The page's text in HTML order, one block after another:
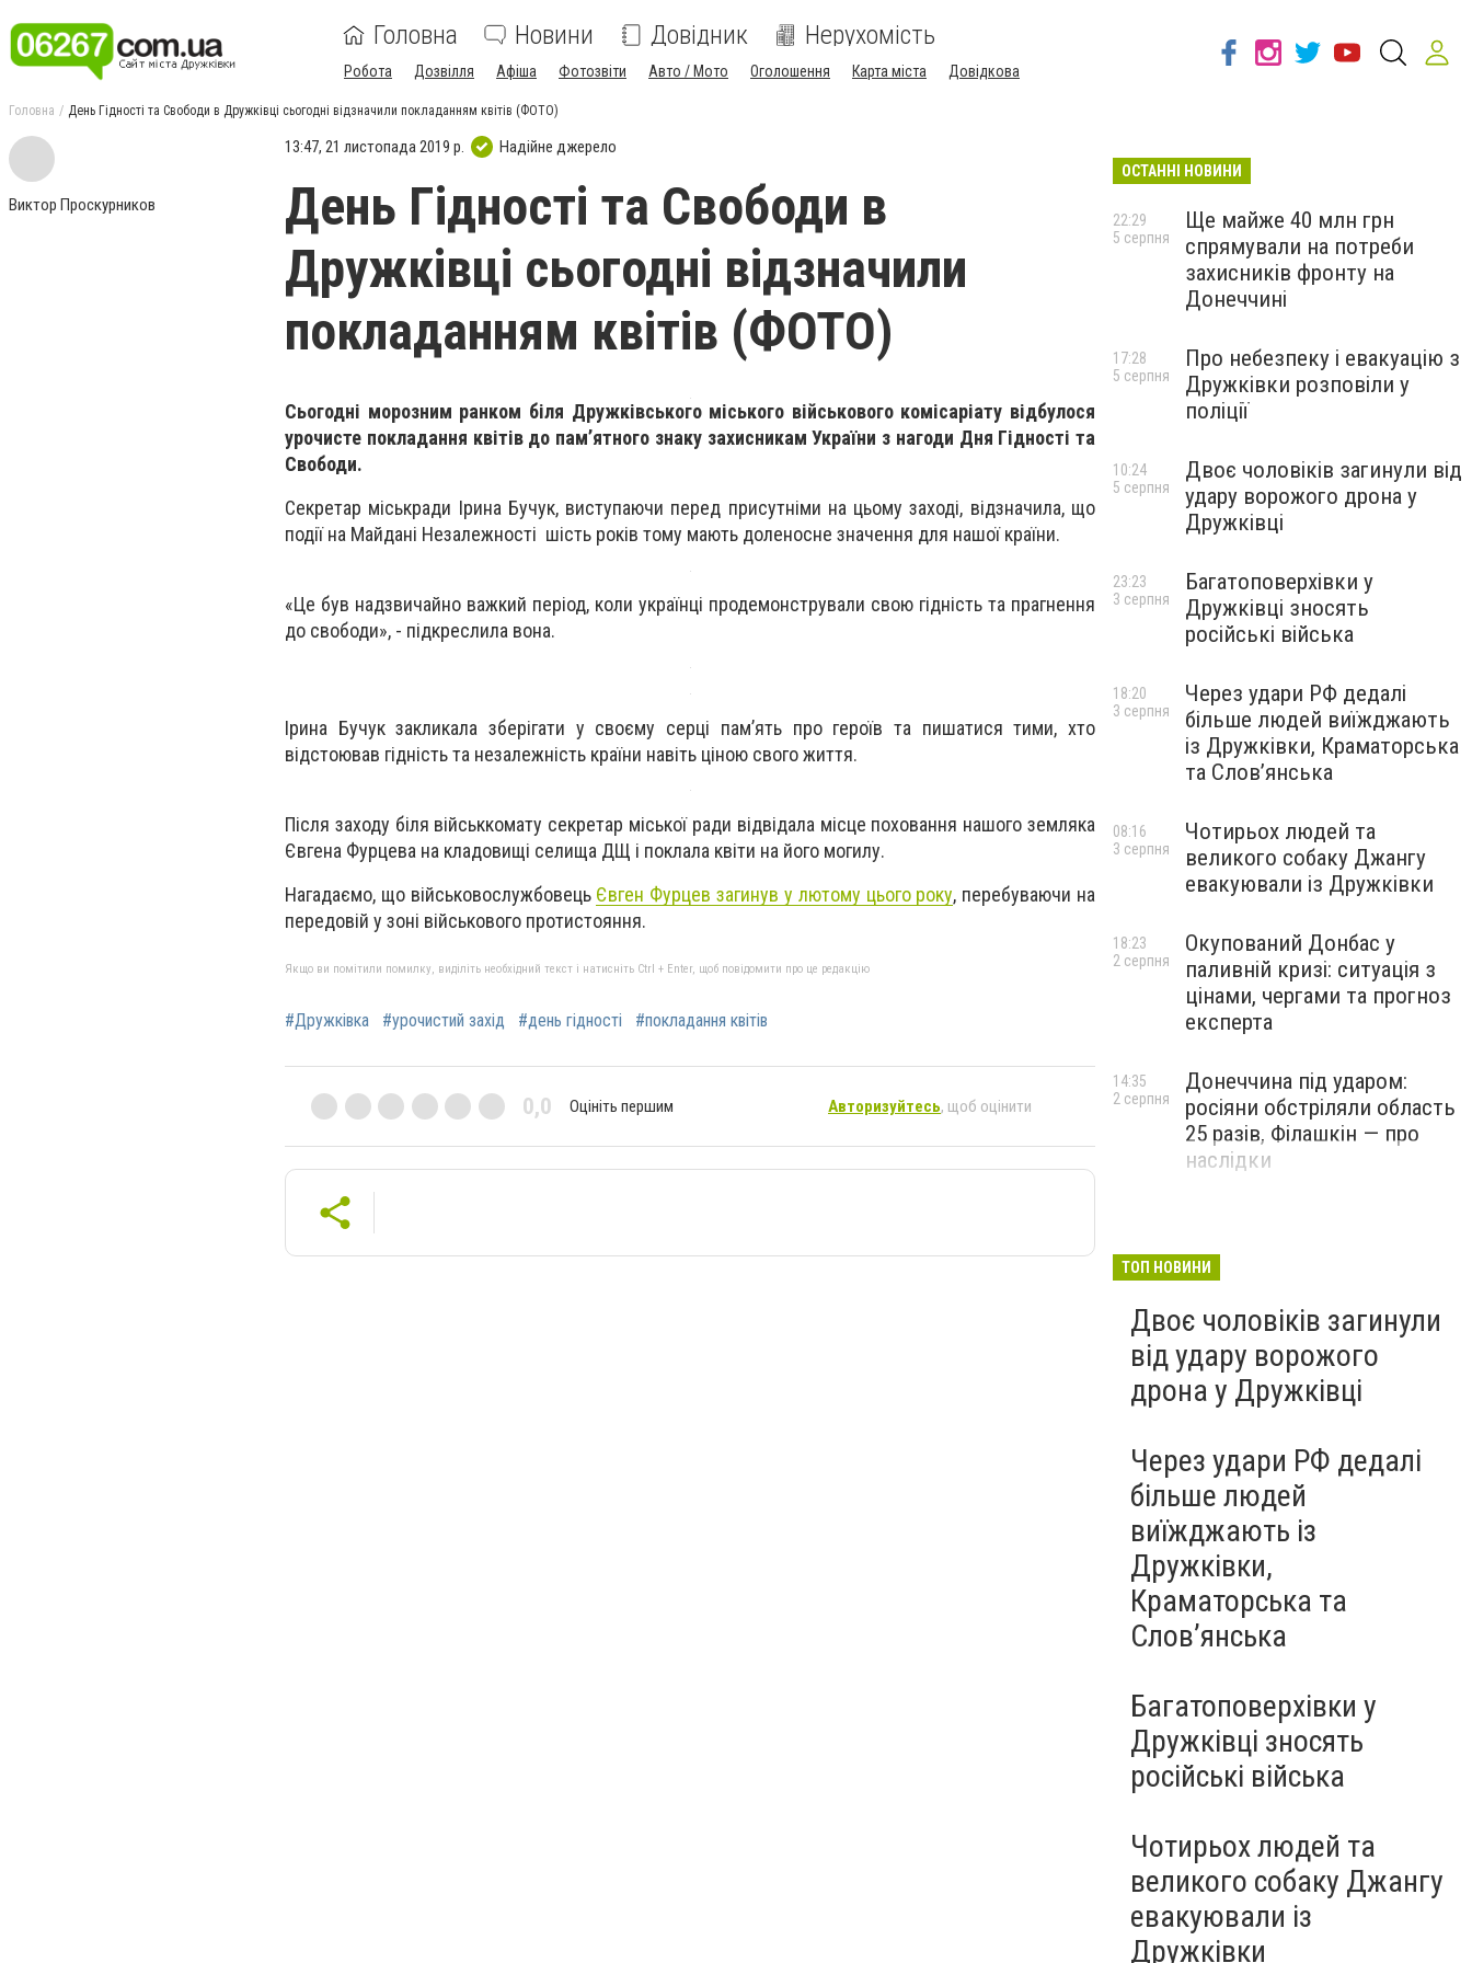
Головна Новини Довідник Нерухомість
Робота Дозвілля Афіша Фотозвіти Авто / Мото Оголошення Карта міста Довідкова
Головна День Гідності та Свободи в Дружківці сьогодні відзначили покладанням квітів (ФОТО)
Виктор Проскурников
13:47, 21 листопада 2019 р. Надійне джерело
День Гідності та Свободи в
Дружківці сьогодні відзначили
покладанням квітів (ФОТО)
Сьогодні морозним ранком біля Дружківського міського військового комісаріату відбулося
урочисте покладання квітів до пам’ятного знаку захисникам України з нагоди Дня Гідності та
Свободи.
Секретар міськради Ірина Бучук, виступаючи перед присутніми на цьому заході, відзначила, що
події на Майдані Незалежності шість років тому мають доленосне значення для нашої країни.
«Це був надзвичайно важкий період, коли українці продемонстрували свою гідність та прагнення
до свободи», - підкреслила вона.
Ірина Бучук закликала зберігати у своєму серці пам’ять про героїв та пишатися тими, хто
відстоював гідність та незалежність країни навіть ціною свого життя.
Після заходу біля військкомату секретар міської ради відвідала місце поховання нашого земляка
Євгена Фурцева на кладовищі селища ДЩ і поклала квіти на його могилу.
Нагадаємо, що військовослужбовець Євген Фурцев загинув у лютому цього року, перебуваючи на
передовій у зоні військового протистояння.
Якщо ви помітили помилку, виділіть необхідний текст і натисніть Ctrl + Enter, щоб повідомити про це редакцію
#Дружківка #урочистий захід #день гідності #покладання квітів
0,0 Оцініть першим Авторизуйтесь, щоб оцінити
ОСТАННІ НОВИНИ
Ще майже 40 млн грн
спрямували на потреби
захисників фронту на
Донеччині
22:29
5 серпня
Про небезпеку і евакуацію з
Дружківки розповіли у
поліції
17:28
5 серпня
Двоє чоловіків загинули від
удару ворожого дрона у
Дружківці
10:24
5 серпня
Багатоповерхівки у
Дружківці зносять
російські війська
23:23
3 серпня
Через удари РФ дедалі
більше людей виїжджають
із Дружківки, Краматорська
та Слов’янська
18:20
3 серпня
Чотирьох людей та
великого собаку Джангу
евакуювали із Дружківки
08:16
3 серпня
Окупований Донбас у
паливній кризі: ситуація з
цінами, чергами та прогноз
експерта
18:23
2 серпня
Донеччина під ударом:
росіяни обстріляли область
25 разів, Філашкін — про
наслідки
14:35
2 серпня
ТОП НОВИНИ
Двоє чоловіків загинули
від удару ворожого
дрона у Дружківці
Через удари РФ дедалі
більше людей
виїжджають із
Дружківки,
Краматорська та
Слов’янська
Багатоповерхівки у
Дружківці зносять
російські війська
Чотирьох людей та
великого собаку Джангу
евакуювали із
Дружківки